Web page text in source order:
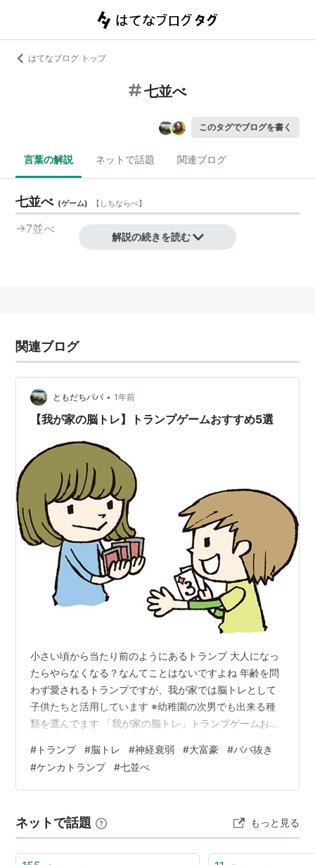
はてなブログ トップ
七並べ
このタグでブログを書く
言葉の解説 ネットで話題 関連ブログ
七並べ (ゲーム) 【 しちならべ】
→7並べ
解説の続きを読む
関連ブログ
ともだちパパ • 1年前
【我が家の脳トレ】トランプゲームおすすめ5選
小さい頃から当たり前のようにあるトランプ 大人になっ
たらやらなくなる？なんてことはないですよね 年齢を問
わず愛されるトランプですが、我が家では脳トレとして
子供たちと活用しています ※幼稚園の次男でも出来る種
類を選んでます 「我が家の脳トレ」トランプゲームおす
プ（戦争） まとめ ババ抜き （※写真はイメージです）
☆point☆ 観察力の向上 記憶力の向上 戦略的思考 コミュ
ニケーションスキル 💡他のプレイヤーが引いたカードや
表情や動きを観察し、洞察力や判断力が磨かれます。 神
経衰弱 （※…
# トランプ #脳トレ #神経衰弱 #大富豪 #ババ抜き
#ケンカトランプ #七並べ
ネットで話題 もっと見る